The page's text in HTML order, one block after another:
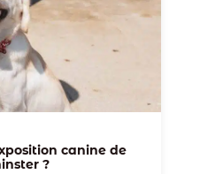
canine de
?